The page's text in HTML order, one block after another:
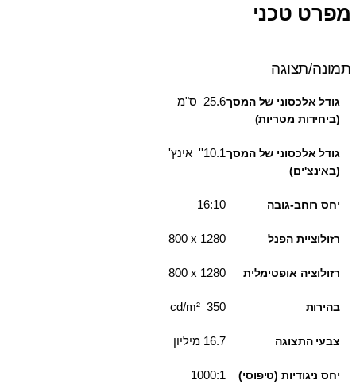
מפרט טכני
תמונה/תצוגה
גודל אלכסוני של המסך
(ביחידות מטריות)
25.6 ס"מ
גודל אלכסוני של המסך
(באינצ'ים)
10.1'' אינץ'
יחס רוחב-גובה 16:10
רזולוציית הפנל 1280 x ‏800
רזולוציה אופטימלית 1280 x ‏800
בהירות 350 cd/m²
צבעי התצוגה 16.7 מיליון
יחס ניגודיות (טיפוסי) 1000:1